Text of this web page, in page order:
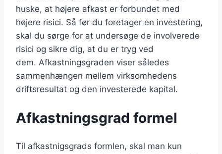
huske, at højere afkast er forbundet med
højere risici. Så før du foretager en investering,
skal du sørge for at undersøge de involverede
risici og sikre dig, at du er tryg ved
dem. Afkastningsgraden viser således
sammenhængen mellem virksomhedens
driftsresultat og den investerede kapital.
Afkastningsgrad formel
Til afkastnigsgrads formlen, skal man kun